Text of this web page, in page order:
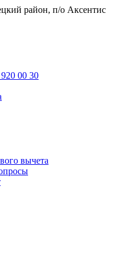
район, п/о Аксентис
00 30
вычета